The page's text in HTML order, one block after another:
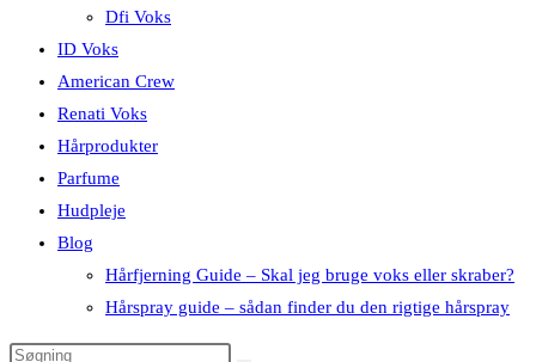
Dfi Voks
ID Voks
American Crew
Renati Voks
Hårprodukter
Parfume
Hudpleje
Blog
Hårfjerning Guide – Skal jeg bruge voks eller skraber?
Hårspray guide – sådan finder du den rigtige hårspray